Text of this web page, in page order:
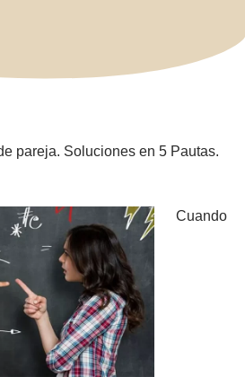
pareja. Soluciones en 5 Pautas.
Cuando